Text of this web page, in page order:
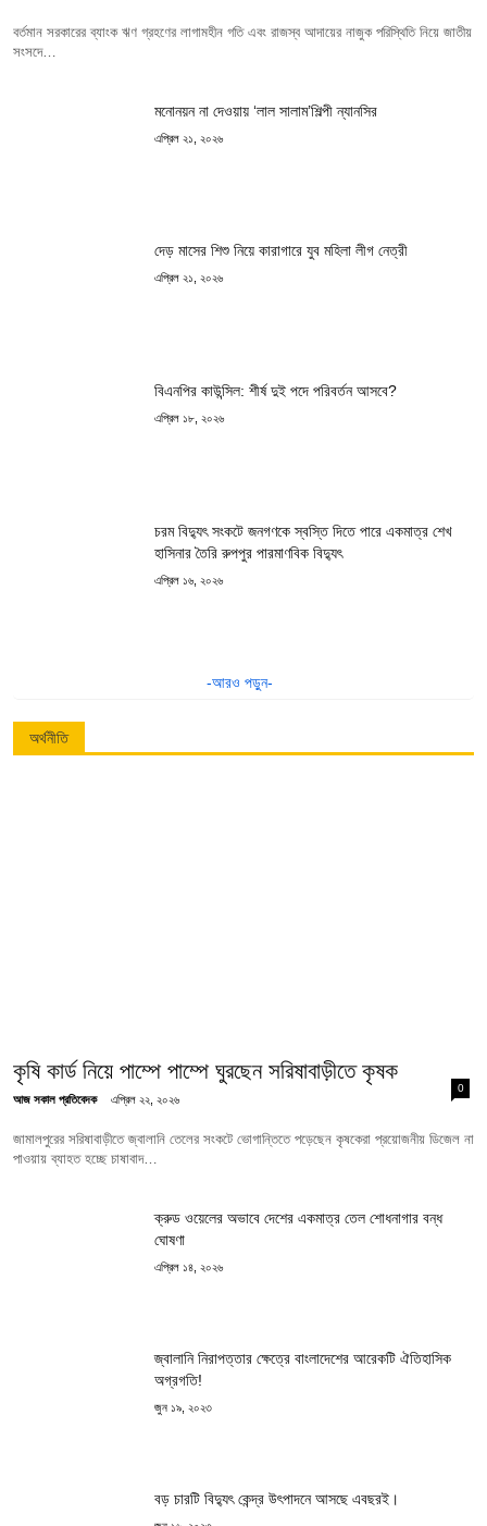
বর্তমান সরকারের ব্যাংক ঋণ গ্রহণের লাগামহীন গতি এবং রাজস্ব আদায়ের নাজুক পরিস্থিতি নিয়ে জাতীয়
সংসদে…
মনোনয়ন না দেওয়ায় ‘লাল সালাম’শিল্পী ন্যানসির
এপ্রিল ২১, ২০২৬
দেড় মাসের শিশু নিয়ে কারাগারে যুব মহিলা লীগ নেত্রী
এপ্রিল ২১, ২০২৬
বিএনপির কাউন্সিল: শীর্ষ দুই পদে পরিবর্তন আসবে?
এপ্রিল ১৮, ২০২৬
চরম বিদ্যুৎ সংকটে জনগণকে স্বস্তি দিতে পারে একমাত্র শেখ
হাসিনার তৈরি রুপপুর পারমাণবিক বিদ্যুৎ
এপ্রিল ১৬, ২০২৬
-আরও পড়ুন-
অর্থনীতি
কৃষি কার্ড নিয়ে পাম্পে পাম্পে ঘুরছেন সরিষাবাড়ীতে কৃষক
আজ সকাল প্রতিবেদক এপ্রিল ২২, ২০২৬
0
জামালপুরের সরিষাবাড়ীতে জ্বালানি তেলের সংকটে ভোগান্তিতে পড়েছেন কৃষকেরা প্রয়োজনীয় ডিজেল না
পাওয়ায় ব্যাহত হচ্ছে চাষাবাদ…
ক্রুড ওয়েলের অভাবে দেশের একমাত্র তেল শোধনাগার বন্ধ
ঘোষণা
এপ্রিল ১৪, ২০২৬
জ্বালানি নিরাপত্তার ক্ষেত্রে বাংলাদেশের আরেকটি ঐতিহাসিক
অগ্রগতি!
জুন ১৯, ২০২৩
বড় চারটি বিদ্যুৎ কেন্দ্র উৎপাদনে আসছে এবছরই।